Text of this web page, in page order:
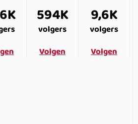
594K
volgers
Volgen
9,6K
volgers
Volgen